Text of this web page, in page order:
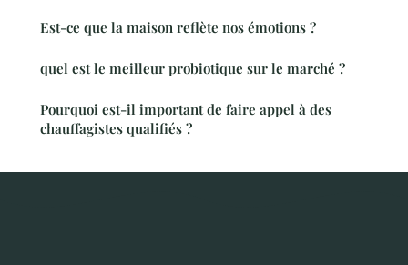
Est-ce que la maison reflète nos émotions ?
quel est le meilleur probiotique sur le marché ?
Pourquoi est-il important de faire appel à des
chauffagistes qualifiés ?